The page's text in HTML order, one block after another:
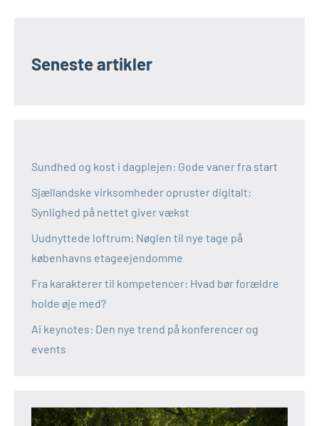
Seneste artikler
Sundhed og kost i dagplejen: Gode vaner fra start
Sjællandske virksomheder opruster digitalt:
Synlighed på nettet giver vækst
Uudnyttede loftrum: Nøglen til nye tage på
københavns etageejendomme
Fra karakterer til kompetencer: Hvad bør forældre
holde øje med?
Ai keynotes: Den nye trend på konferencer og
events